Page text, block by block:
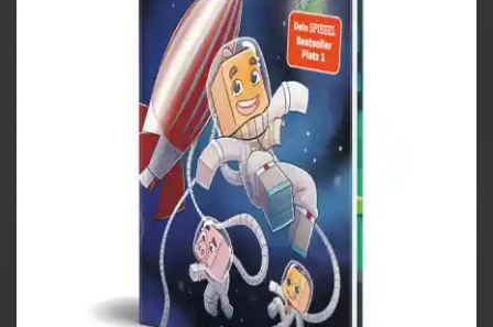
Folgt Paluten, seinem besten Freund Edgar, Professor
Ente und General Dieter in ein neues Abenteuer. Jede
Menge Action und Explosions erwarten euch!